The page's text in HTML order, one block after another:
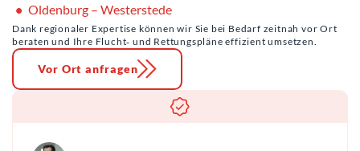
Oldenburg – Westerstede
Dank regionaler Expertise können wir Sie bei Bedarf zeitnah vor Ort
beraten und Ihre Flucht‑ und Rettungspläne effizient umsetzen.
Vor Ort anfragen